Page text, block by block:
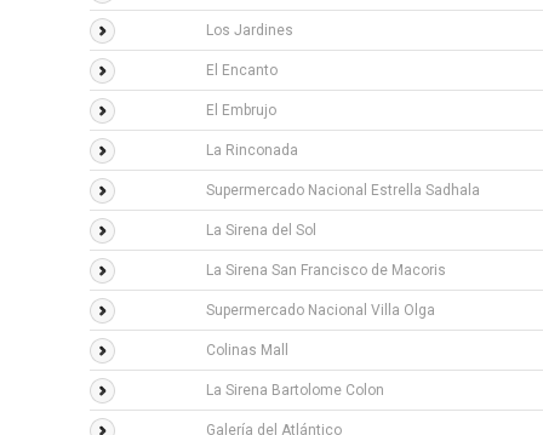
Los Jardines
El Encanto
El Embrujo
La Rinconada
Supermercado Nacional Estrella Sadhala
La Sirena del Sol
La Sirena San Francisco de Macoris
Supermercado Nacional Villa Olga
Colinas Mall
La Sirena Bartolome Colon
Galería del Atlántico